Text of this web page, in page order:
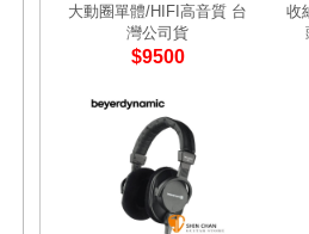
大動圈單體/HIFI高音質 台
灣公司貨
$9500
收